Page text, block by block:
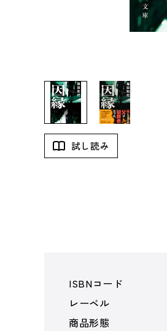
試し読み
ISBNコード
レーベル
商品形態